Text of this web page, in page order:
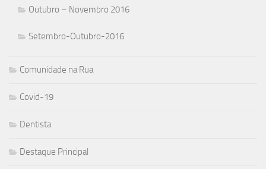
Outubro – Novembro 2016
Setembro-Outubro-2016
Comunidade na Rua
Covid-19
Dentista
Destaque Principal